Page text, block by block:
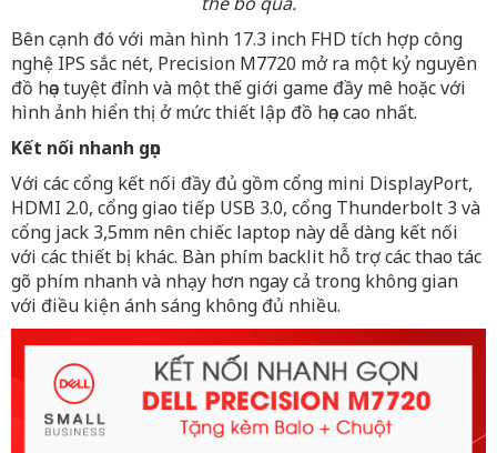
Bên cạnh đó với màn hình 17.3 inch FHD tích hợp công
nghệ IPS sắc nét, Precision M7720 mở ra một kỷ nguyên
đồ họa tuyệt đỉnh và một thế giới game đầy mê hoặc với
hình ảnh hiển thị ở mức thiết lập đồ họa cao nhất.
Kết nối nhanh gọn
Với các cổng kết nối đầy đủ gồm cổng mini DisplayPort,
HDMI 2.0, cổng giao tiếp USB 3.0, cổng Thunderbolt 3 và
cổng jack 3,5mm nên chiếc laptop này dễ dàng kết nối
với các thiết bị khác. Bàn phím backlit hỗ trợ các thao tác
gõ phím nhanh và nhạy hơn ngay cả trong không gian
với điều kiện ánh sáng không đủ nhiều.